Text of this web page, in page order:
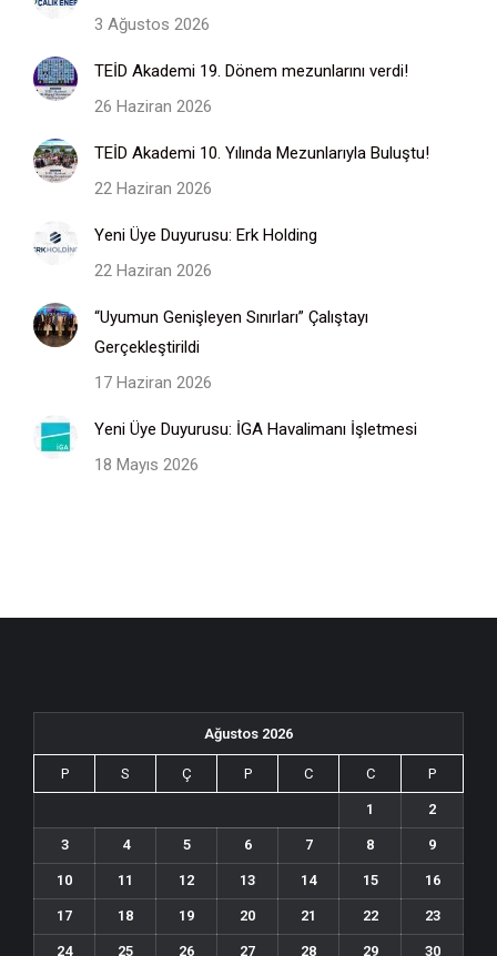
3 Ağustos 2026
TEİD Akademi 19. Dönem mezunlarını verdi!
26 Haziran 2026
TEİD Akademi 10. Yılında Mezunlarıyla Buluştu!
22 Haziran 2026
Yeni Üye Duyurusu: Erk Holding
22 Haziran 2026
“Uyumun Genişleyen Sınırları” Çalıştayı
Gerçekleştirildi
17 Haziran 2026
Yeni Üye Duyurusu: İGA Havalimanı İşletmesi
18 Mayıs 2026
Ağustos 2026
P S Ç P C C P
1 2
3 4 5 6 7 8 9
10 11 12 13 14 15 16
17 18 19 20 21 22 23
24 25 26 27 28 29 30